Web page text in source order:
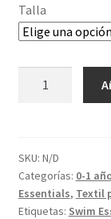
Talla
Coral
Bliss
cantidad
SKU: N/D
Categorías: 0-1
Essentials, Textil
Etiquetas: Swim